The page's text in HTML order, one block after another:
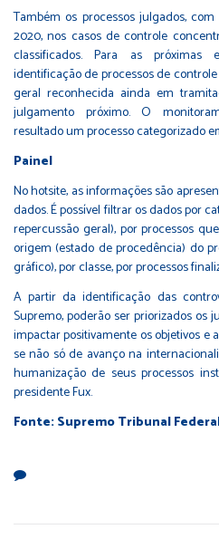
Também os processos julgados,
2020, nos casos de controle
classificados. Para as próximas
identificação de processos de
geral reconhecida ainda em
julgamento próximo. O
resultado um processo categorizado
Painel
Nohotsite, as informações são
dados. É possível filtrar os dados por
repercussão geral), por processos
origem (estado de procedência) do
gráfico), por classe, por processos
A partir da identificação das
Supremo, poderão ser priorizados os
impactar positivamente os objetivos e
se não só de avanço na
humanização de seus processos
presidente Fux.
Fonte: Supremo Tribunal